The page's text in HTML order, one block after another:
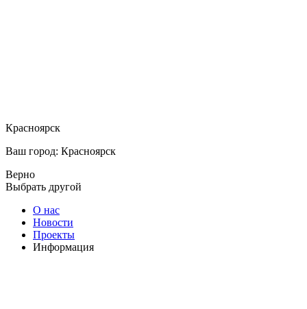
Красноярск
Ваш город: Красноярск
Верно
Выбрать другой
О нас
Новости
Проекты
Информация